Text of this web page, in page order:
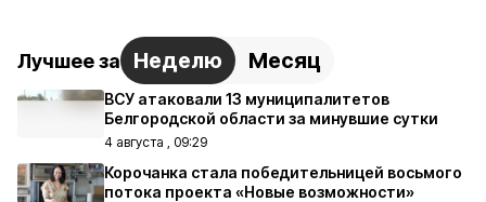
Лучшее за Неделю Месяц
ВСУ атаковали 13 муниципалитетов
Белгородской области за минувшие сутки
4 августа , 09:29
Корочанка стала победительницей восьмого
потока проекта «Новые возможности»